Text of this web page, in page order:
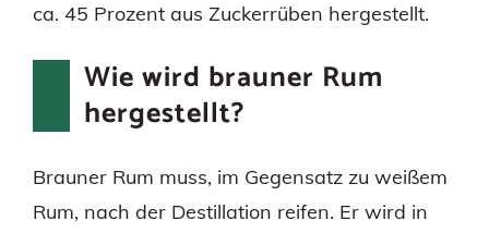
ca. 45 Prozent aus Zuckerrüben hergestellt.
Wie wird brauner Rum
hergestellt?
Brauner Rum muss, im Gegensatz zu weißem
Rum, nach der Destillation reifen. Er wird in